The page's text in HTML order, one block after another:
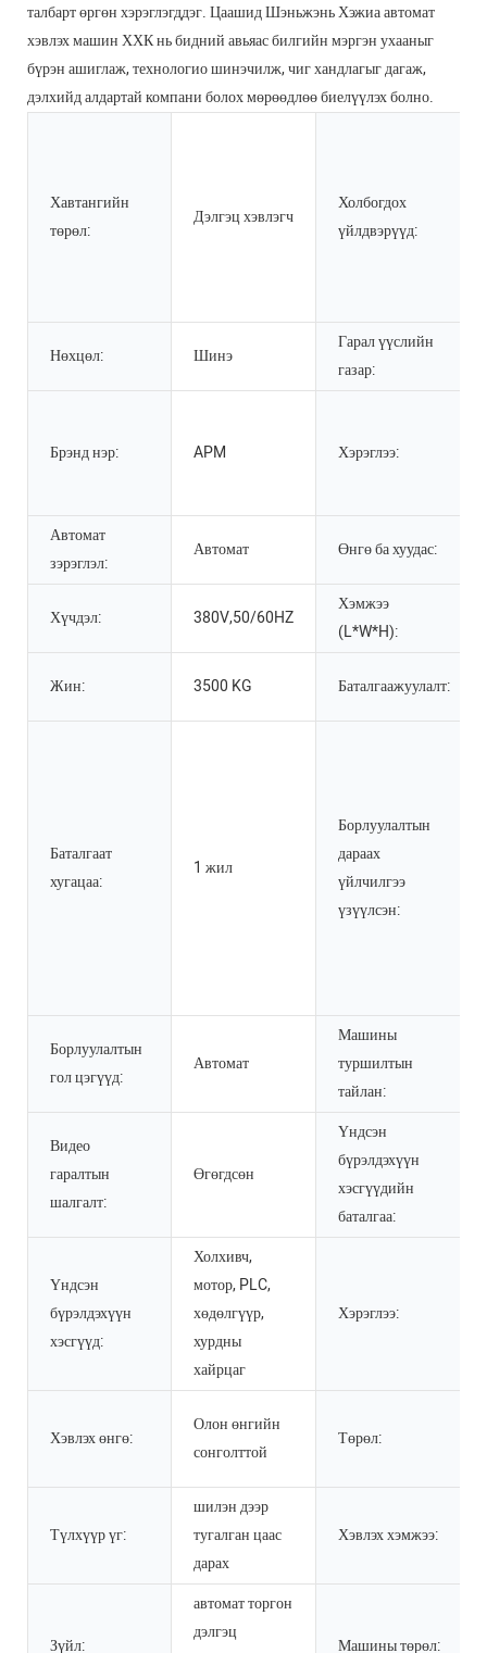
талбарт өргөн хэрэглэгддэг. Цаашид Шэньжэнь Хэжиа автомат
хэвлэх машин ХХК нь бидний авьяас билгийн мэргэн ухааныг
бүрэн ашиглаж, технологио шинэчилж, чиг хандлагыг дагаж,
дэлхийд алдартай компани болох мөрөөдлөө биелүүлэх болно.
Хавтангийн
төрөл:
Дэлгэц хэвлэгч
Холбогдох
үйлдвэрүүд:
Нөхцөл: Шинэ
Гарал үүслийн
газар:
Брэнд нэр: APM Хэрэглээ:
Автомат
зэрэглэл:
Автомат Өнгө ба хуудас:
Хүчдэл: 380V,50/60HZ
Хэмжээ
(L*W*H):
Жин: 3500 KG Баталгаажуулалт:
Баталгаат
хугацаа:
1 жил
Борлуулалтын
дараах
үйлчилгээ
үзүүлсэн:
Борлуулалтын
гол цэгүүд:
Автомат
Машины
туршилтын
тайлан:
Видео
гаралтын
шалгалт:
Өгөгдсөн
Үндсэн
бүрэлдэхүүн
хэсгүүдийн
баталгаа:
Үндсэн
бүрэлдэхүүн
хэсгүүд:
Холхивч,
мотор, PLC,
хөдөлгүүр,
хурдны
хайрцаг
Хэрэглээ:
Хэвлэх өнгө:
Олон өнгийн
сонголттой
Төрөл:
Түлхүүр үг:
шилэн дээр
тугалган цаас
дарах
Хэвлэх хэмжээ:
Зүйл:
автомат торгон
дэлгэц
Машины төрөл: